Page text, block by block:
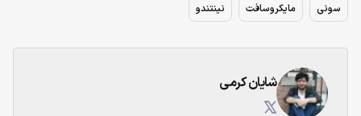
سونی مایکروسافت نینتندو
شایان کرمی